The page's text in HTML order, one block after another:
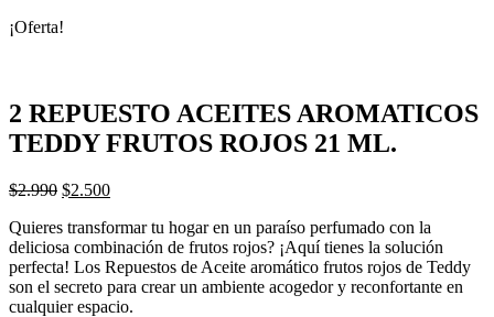
¡Oferta!
2 REPUESTO ACEITES AROMATICOS
TEDDY FRUTOS ROJOS 21 ML.
$2.990 El
original
era:
$2.990.
$2.500El
actual
es:
$2.500.
Quieres transformar tu hogar en un paraíso perfumado con la
deliciosa combinación de frutos rojos? ¡Aquí tienes la solución
perfecta! Los Repuestos de Aceite aromático frutos rojos de Teddy
son el secreto para crear un ambiente acogedor y reconfortante en
cualquier espacio.